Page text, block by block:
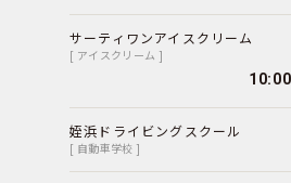
サーティワンアイスクリーム
[ アイスクリーム ]
姪浜ドライビングスクール
[ 自動車学校 ]